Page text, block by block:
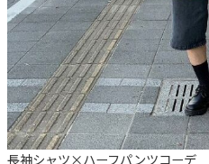
長袖シャツ×ハーフパンツコーデ